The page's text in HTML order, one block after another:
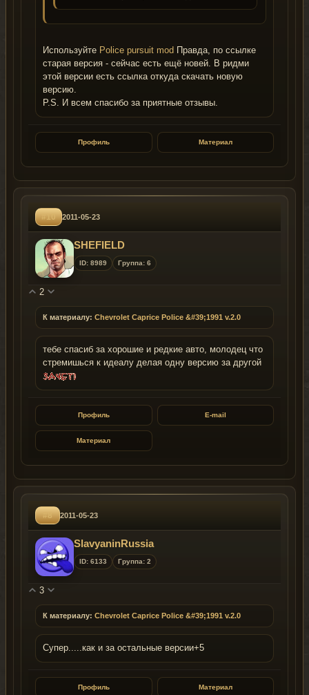
Используйте Police pursuit mod Правда, по ссылке
старая версия - сейчас есть ещё новей. В ридми
этой версии есть ссылка откуда скачать новую
версию.
P.S. И всем спасибо за приятные отзывы.
Профиль Материал
#10 2011-05-23
SHEFIELD
ID: 8989 Группа: 6
2
К материалу: Chevrolet Caprice Police &#39;1991 v.2.0
тебе спасиб за хорошие и редкие авто, молодец что
стремишься к идеалу делая одну версию за другой
Профиль E-mail
Материал
#8 2011-05-23
SlavyaninRussia
ID: 6133 Группа: 2
3
К материалу: Chevrolet Caprice Police &#39;1991 v.2.0
Супер.....как и за остальные версии+5
Профиль Материал